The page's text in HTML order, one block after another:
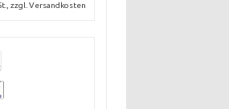
zzgl. Versandkosten